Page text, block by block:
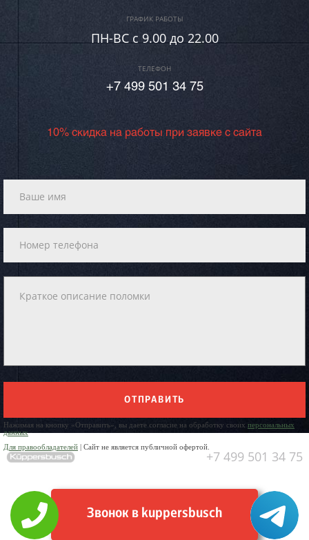
ГРАФИК РАБОТЫ
ПН-ВC c 9.00 до 22.00
ТЕЛЕФОН
+7 499 501 34 75
10% скидка на работы при заявке с сайта
ОТПРАВИТЬ
Нажимая на кнопку «Отправить», вы даете согласие на обработку своих персональных
данных
Для правообладателей | Сайт не является публичной офертой.
+7 499 501 34 75
Звонок в kuppersbusch